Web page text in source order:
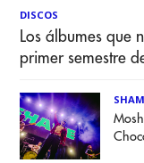
DISCOS
Los álbumes que
primer semestre